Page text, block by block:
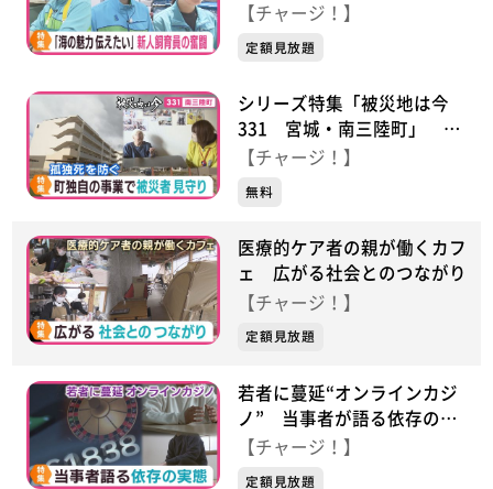
奮闘
【チャージ！】
定額見放題
シリーズ特集「被災地は今
331 宮城・南三陸町」 孤
独死を防ぐ！町独自の事業で
【チャージ！】
無料
医療的ケア者の親が働くカフ
ェ 広がる社会とのつながり
【チャージ！】
定額見放題
若者に蔓延“オンラインカジ
ノ” 当事者が語る依存の実
態
【チャージ！】
定額見放題